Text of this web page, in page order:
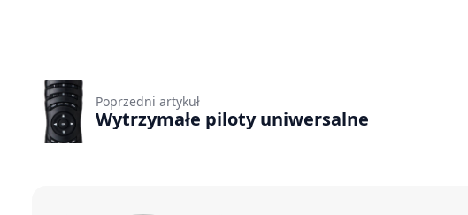
Poprzedni artykuł
Wytrzymałe piloty uniwersalne